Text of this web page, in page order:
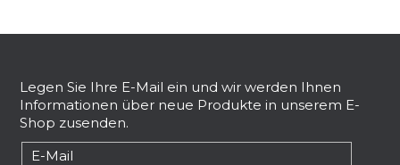
Legen Sie Ihre E-Mail ein und wir werden Ihnen
Informationen über neue Produkte in unserem E-
Shop zusenden.
E-Mail